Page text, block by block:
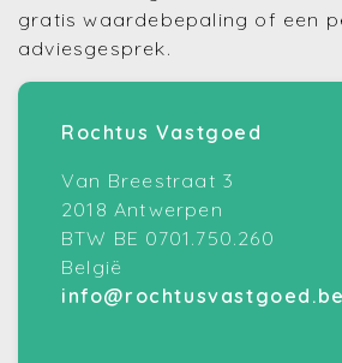
gratis waardebepaling of een
adviesgesprek.
Rochtus Vastgoed
Van Breestraat 3
2018 Antwerpen
BTW BE 0701.750.260
België
info@rochtusvastgoed.be